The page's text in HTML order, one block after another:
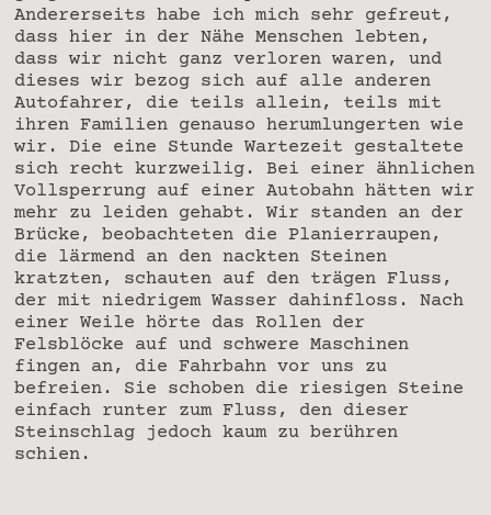
Andererseits habe ich mich sehr gefreut,
dass hier in der Nähe Menschen lebten,
dass wir nicht ganz verloren waren, und
dieses wir bezog sich auf alle anderen
Autofahrer, die teils allein, teils mit
ihren Familien genauso herumlungerten wie
wir. Die eine Stunde Wartezeit gestaltete
sich recht kurzweilig. Bei einer ähnlichen
Vollsperrung auf einer Autobahn hätten wir
mehr zu leiden gehabt. Wir standen an der
Brücke, beobachteten die Planierraupen,
die lärmend an den nackten Steinen
kratzten, schauten auf den trägen Fluss,
der mit niedrigem Wasser dahinfloss. Nach
einer Weile hörte das Rollen der
Felsblöcke auf und schwere Maschinen
fingen an, die Fahrbahn vor uns zu
befreien. Sie schoben die riesigen Steine
einfach runter zum Fluss, den dieser
Steinschlag jedoch kaum zu berühren
schien.